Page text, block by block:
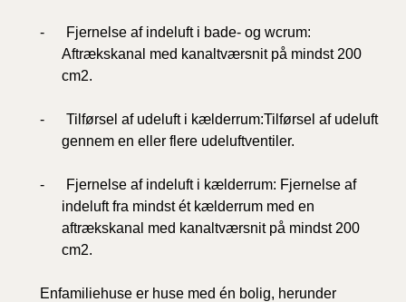
- Fjernelse af indeluft i bade- og wcrum:
Aftrækskanal med kanaltværsnit på mindst 200
cm2.
- Tilførsel af udeluft i kælderrum:Tilførsel af udeluft
gennem en eller flere udeluftventiler.
- Fjernelse af indeluft i kælderrum: Fjernelse af
indeluft fra mindst ét kælderrum med en
aftrækskanal med kanaltværsnit på mindst 200
cm2.
Enfamiliehuse er huse med én bolig, herunder